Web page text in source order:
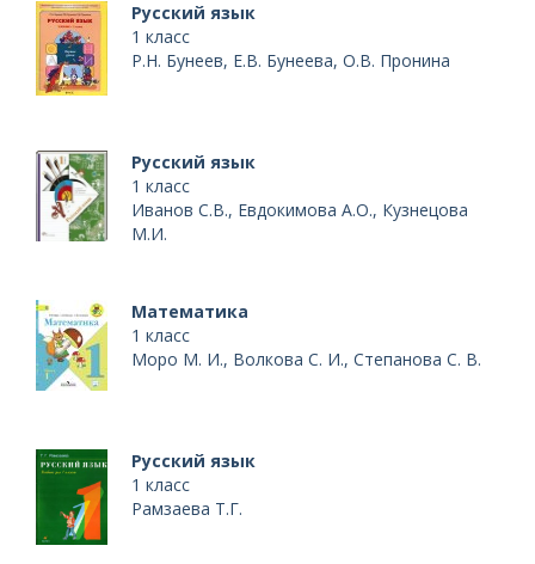
Русский язык
1 класс
Р.Н. Бунеев, Е.В. Бунеева, О.В. Пронина
Русский язык
1 класс
Иванов С.В., Евдокимова А.О., Кузнецова
М.И.
Математика
1 класс
Моро М. И., Волкова С. И., Степанова С. В.
Русский язык
1 класс
Рамзаева Т.Г.